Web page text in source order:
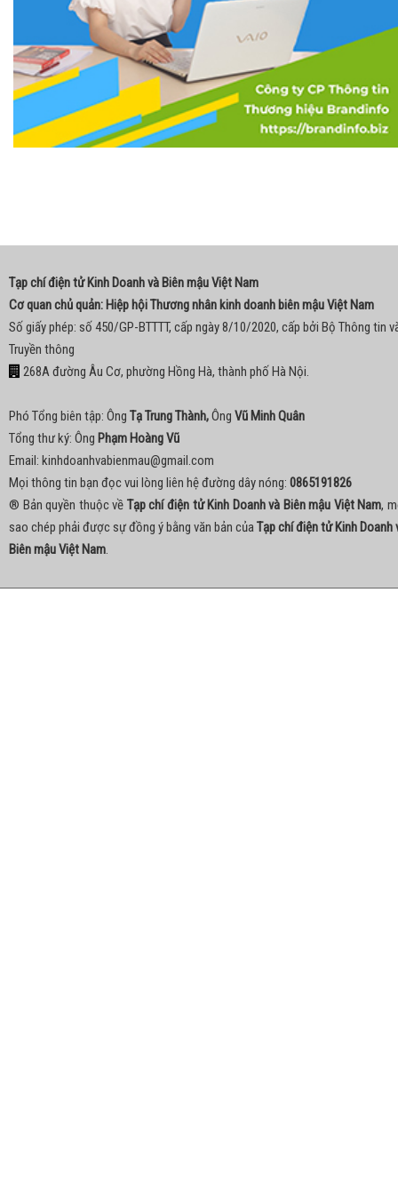
Tạp chí điện tử Kinh Doanh và Biên mậu Việt Nam
Cơ quan chủ quản: Hiệp hội Thương nhân kinh doanh biên mậu Việt Nam
Số giấy phép: số 450/GP-BTTTT, cấp ngày 8/10/2020, cấp bởi Bộ Thông tin
Truyền thông
268A đường Âu Cơ, phường Hồng Hà, thành phố Hà Nội.
Phó Tổng biên tập: Ông Tạ Trung Thành,Ông Vũ Minh Quân
Tổng thư ký: Ông Phạm Hoàng Vũ
Email: kinhdoanhvabienmau@gmail.com
Mọi thông tin bạn đọc vui lòng liên hệ đường dây nóng: 0865191826
® Bản quyền thuộc về Tạp chí điện tử Kinh Doanh và Biên mậu Việt Nam,
sao chép phải được sự đồng ý bằng văn bản củaTạp chí điện tử Kinh Doanh
Biên mậu Việt Nam.